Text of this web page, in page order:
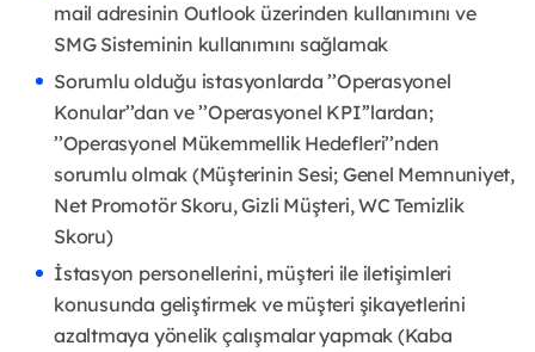
mail adresinin Outlook üzerinden kullanımını ve
SMG Sisteminin kullanımını sağlamak
Sorumlu olduğu istasyonlarda ’’Operasyonel
Konular’’dan ve ’’Operasyonel KPI’’lardan;
’’Operasyonel Mükemmellik Hedefleri’’nden
sorumlu olmak (Müşterinin Sesi; Genel Memnuniyet,
Net Promotör Skoru, Gizli Müşteri, WC Temizlik
Skoru)
İstasyon personellerini, müşteri ile iletişimleri
konusunda geliştirmek ve müşteri şikayetlerini
azaltmaya yönelik çalışmalar yapmak (Kaba